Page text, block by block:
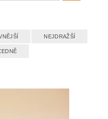
NEJDRAŽŠÍ